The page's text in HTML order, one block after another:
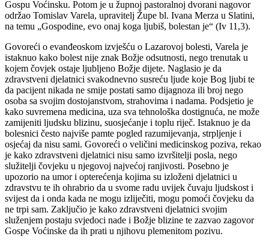
Gospu Voćinsku. Potom je u župnoj pastoralnoj dvorani nagovor
održao Tomislav Varela, upravitelj Župe bl. Ivana Merza u Slatini,
na temu „Gospodine, evo onaj koga ljubiš, bolestan je“ (Iv 11,3).
Govoreći o evanđeoskom izvješću o Lazarovoj bolesti, Varela je
istaknuo kako bolest nije znak Božje odsutnosti, nego trenutak u
kojem čovjek ostaje ljubljeno Božje dijete. Naglasio je da
zdravstveni djelatnici svakodnevno susreću ljude koje Bog ljubi te
da pacijent nikada ne smije postati samo dijagnoza ili broj nego
osoba sa svojim dostojanstvom, strahovima i nadama. Podsjetio je
kako suvremena medicina, uza sva tehnološka dostignuća, ne može
zamijeniti ljudsku blizinu, suosjećanje i toplu riječ. Istaknuo je da
bolesnici često najviše pamte pogled razumijevanja, strpljenje i
osjećaj da nisu sami. Govoreći o veličini medicinskog poziva, rekao
je kako zdravstveni djelatnici nisu samo izvršitelji posla, nego
služitelji čovjeku u njegovoj najvećoj ranjivosti. Posebno je
upozorio na umor i opterećenja kojima su izloženi djelatnici u
zdravstvu te ih ohrabrio da u svome radu uvijek čuvaju ljudskost i
svijest da i onda kada ne mogu izliječiti, mogu pomoći čovjeku da
ne trpi sam. Zaključio je kako zdravstveni djelatnici svojim
služenjem postaju svjedoci nade i Božje blizine te zazvao zagovor
Gospe Voćinske da ih prati u njihovu plemenitom pozivu.